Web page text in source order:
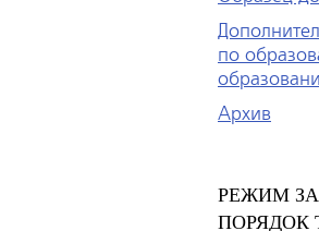
по
Архив
РЕЖИМ
ПОРЯДОК